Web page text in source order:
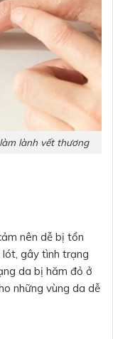
lành vết thương
nên dễ bị tổn
gây tình trạng
da bị hăm đỏ ở
những vùng da dễ